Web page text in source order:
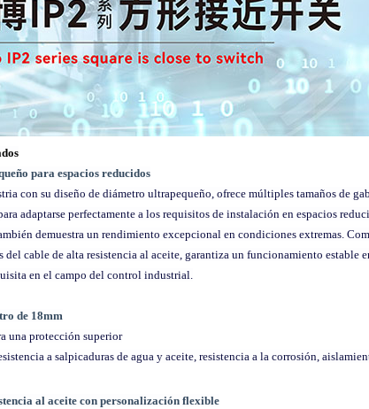
para espacios reducidos
con su diseño de diámetro ultrapequeño, ofrece múltiples tamaños de
adaptarse perfectamente a los requisitos de instalación en espacios
demuestra un rendimiento excepcional en condiciones extremas.
del cable de alta resistencia al aceite, garantiza un funcionamiento
en el campo del control industrial.
de 18mm
una protección superior
a salpicaduras de agua y aceite, resistencia a la corrosión,
al aceite con personalización flexible